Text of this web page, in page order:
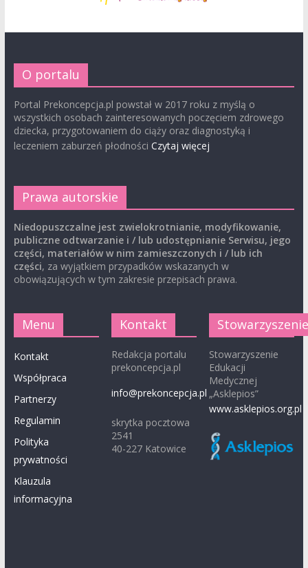
O portalu
Portal Prekoncepcja.pl powstał w 2017 roku z myślą o
wszystkich osobach zainteresowanych poczęciem zdrowego
dziecka, przygotowaniem do ciąży oraz diagnostyką i
leczeniem zaburzeń płodności Czytaj więcej
Prawa autorskie
Niedopuszczalne jest zwielokrotnianie, modyfikowanie,
publiczne odtwarzanie i / lub udostępnianie Serwisu, jego
części, materiałów w nim zamieszczonych i / lub ich
części, za wyjątkiem przypadków wskazanych w
obowiązujących w tym zakresie przepisach prawa.
Menu
Kontakt
Współpraca
Partnerzy
Regulamin
Polityka
prywatności
Klauzula
informacyjna
Kontakt
Redakcja portalu
prekoncepcja.pl
info@prekoncepcja.pl
skrytka pocztowa
2541
40-227 Katowice
Stowarzyszenie
Edukacji
Medycznej
„Asklepios”
www.asklepios.org.pl